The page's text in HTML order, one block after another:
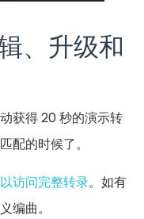
、升级和
获得 20 秒的演示转
配的时候了。
访问完整转录。如有
编曲。